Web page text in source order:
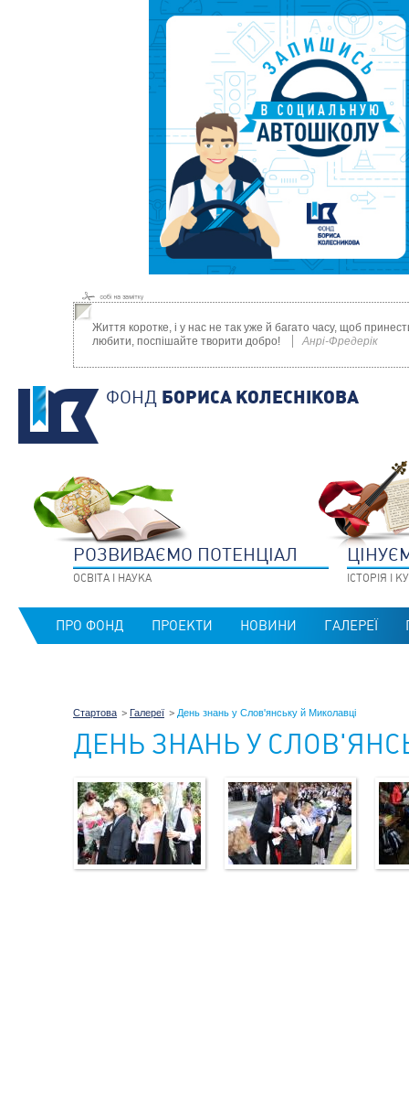
Життя коротке, і у нас не так уже й багато часу, щоб
любити, поспішайте творити добро!
Анрі-Фредерік
ФОНД БОРИСА КОЛЕСНIКОВА
РОЗВИВАЄМО ПОТЕНЦIАЛ
ОСВIТА I НАУКА IСТОРIЯ I
ПРО ФОНД ПРОЕКТИ НОВИНИ ГАЛЕРЕЇ
Стартова Галереї День знань у Слов'янську й Миколавці
ДЕНЬ ЗНАНЬ У